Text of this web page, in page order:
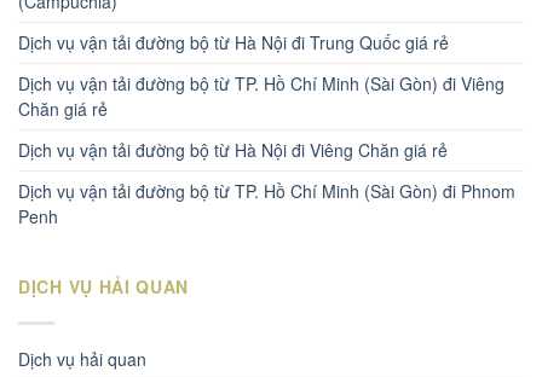
Dịch vụ vận tải đường bộ từ Hà Nội đi Trung Quốc giá rẻ
Dịch vụ vận tải đường bộ từ TP. Hồ Chí Minh (Sài Gòn) đi Viêng
Chăn giá rẻ
Dịch vụ vận tải đường bộ từ Hà Nội đi Viêng Chăn giá rẻ
Dịch vụ vận tải đường bộ từ TP. Hồ Chí Minh (Sài Gòn) đi Phnom
Penh
DỊCH VỤ HẢI QUAN
Dịch vụ hải quan